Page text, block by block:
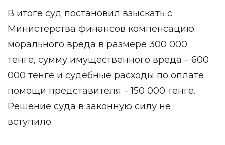
В итоге суд постановил взыскать с
Министерства финансов компенсацию
морального вреда в размере 300 000
тенге, сумму имущественного вреда – 600
000 тенге и судебные расходы по оплате
помощи представителя – 150 000 тенге.
Решение суда в законную силу не
вступило.